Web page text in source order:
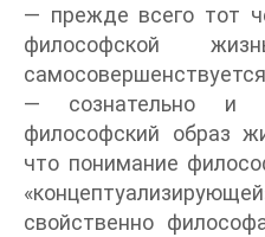
— прежде всего тот
философской
— сознательно и
философский образ
что понимание
свойственно